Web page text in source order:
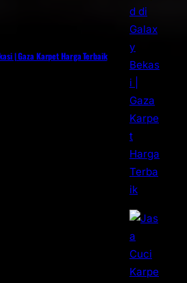
| Gaza Karpet Harga Terbaik